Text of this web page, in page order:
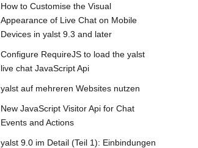
How to Customise the Visual
Appearance of Live Chat on Mobile
Devices in yalst 9.3 and later
Configure RequireJS to load the yalst
live chat JavaScript Api
yalst auf mehreren Websites nutzen
New JavaScript Visitor Api for Chat
Events and Actions
yalst 9.0 im Detail (Teil 1): Einbindungen